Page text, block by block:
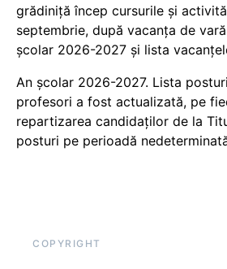
grădiniță încep cursurile și
septembrie, după vacanța de
școlar 2026-2027 și lista
An școlar 2026-2027. Lista
profesori a fost actualizată, pe
repartizarea candidaților de la
posturi pe perioadă
COPYRIGHT